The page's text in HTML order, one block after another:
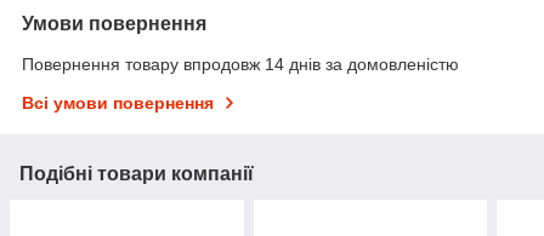
Умови повернення
Повернення товару впродовж 14 днів за домовленістю
Всі умови повернення
Подібні товари компанії